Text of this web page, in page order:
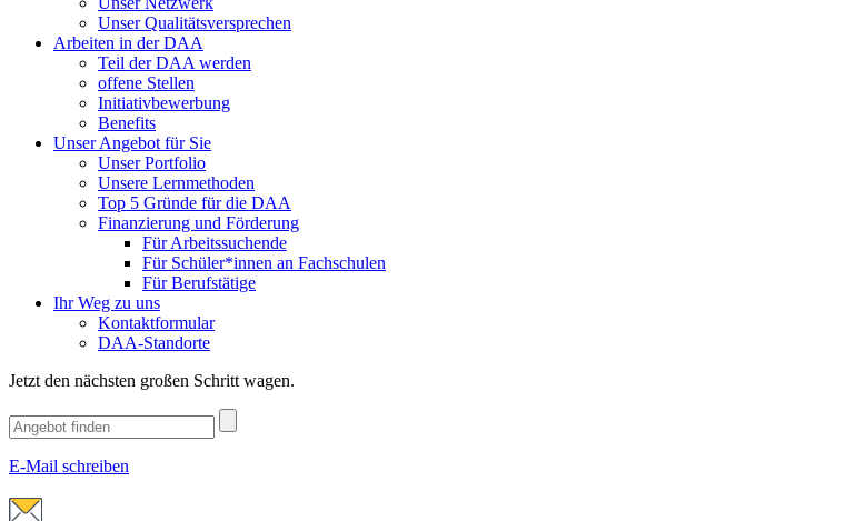
Unser Qualitätsversprechen
Arbeiten in der DAA
Teil der DAA werden
offene Stellen
Initiativbewerbung
Benefits
Unser Angebot für Sie
Unser Portfolio
Unsere Lernmethoden
Top 5 Gründe für die DAA
Finanzierung und Förderung
Für Arbeitssuchende
Für Schüler*innen an Fachschulen
Für Berufstätige
Ihr Weg zu uns
Kontaktformular
DAA-Standorte
Jetzt den nächsten großen Schritt wagen.
E-Mail schreiben